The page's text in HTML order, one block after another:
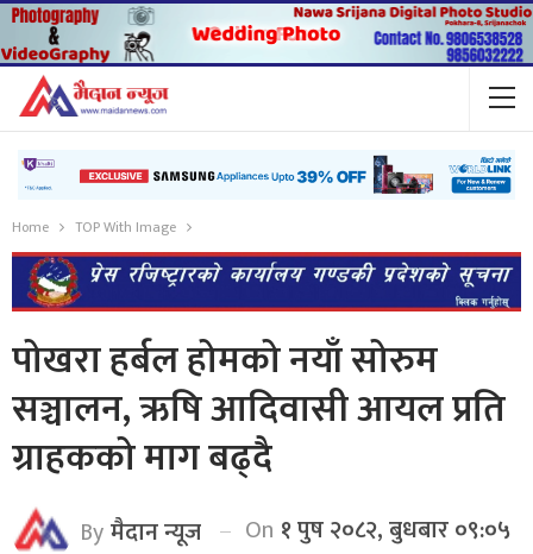
Home TOP With Image
पोखरा हर्बल होमको नयाँ सोरुम
सञ्चालन, ऋषि आदिवासी आयल प्रति
ग्राहकको माग बढ्दै
Byमैदान न्यूज On १ पुष २०८२, बुधबार ०९:०५